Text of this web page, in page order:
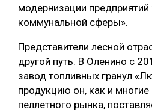
модернизации
коммунальной сферы».
Представители лесной
другой путь. В Оленино с
завод топливных гранул
продукцию он, как и многие
пеллетного рынка,